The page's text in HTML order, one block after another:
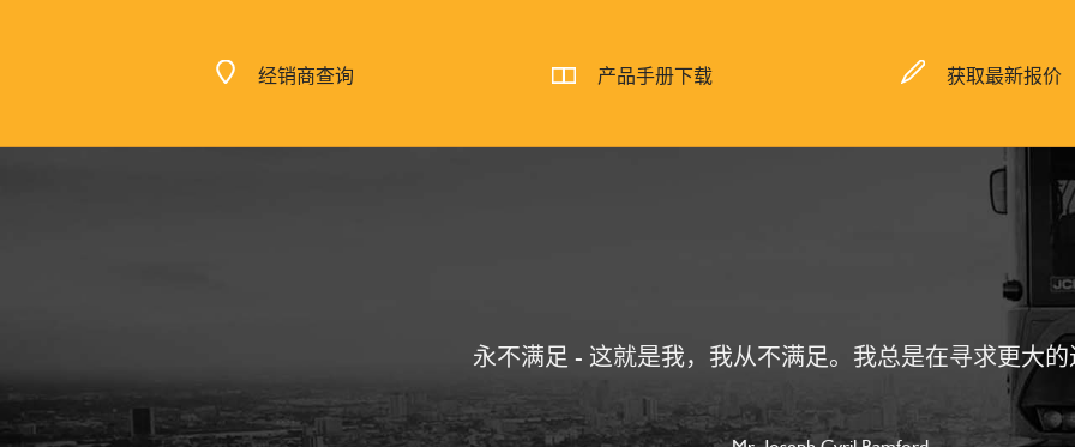
经销商查询 产品手册下载 获取最新报价
永不满足 - 这就是我，我从不满足。我总是在寻求更大